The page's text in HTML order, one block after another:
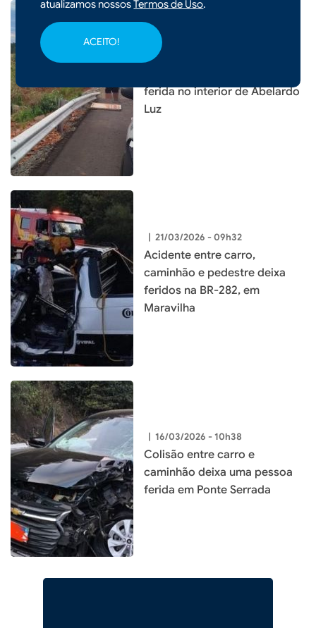
atualizamos nossosTermos de Uso.
ACEITO!
23/03/2026 - 09h44
ferida no interior de Abelardo
Luz
| 21/03/2026 - 09h32
Acidente entre carro,
caminhão e pedestre deixa
feridos na BR-282, em
Maravilha
| 16/03/2026 - 10h38
Colisão entre carro e
caminhão deixa uma pessoa
ferida em Ponte Serrada